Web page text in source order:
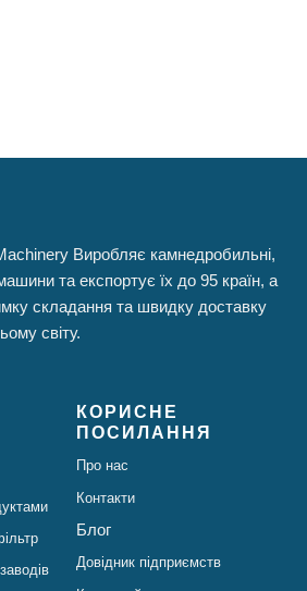
Виробляє камнедробильні,
та експортує їх до 95 країн, а
складання та швидку доставку
світу.
КОРИСНЕ
ПОСИЛАННЯ
Про нас
Контакти
Блог
Довідник підприємств